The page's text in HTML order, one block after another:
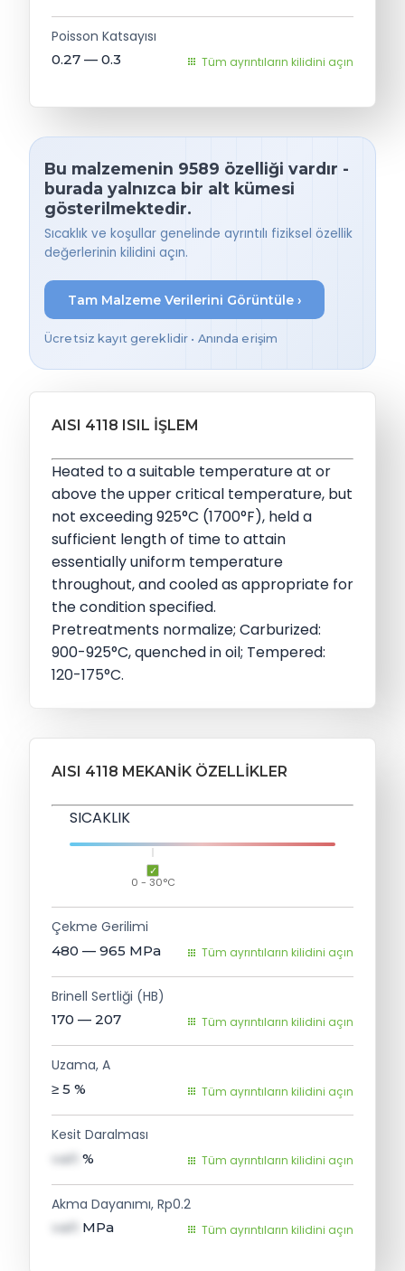
Poisson Katsayısı
0.27 — 0.3 Tüm ayrıntıların kilidini açın
Bu malzemenin 9589 özelliği vardır -
burada yalnızca bir alt kümesi
gösterilmektedir.
Sıcaklık ve koşullar genelinde ayrıntılı fiziksel özellik
değerlerinin kilidini açın.
Tam Malzeme Verilerini Görüntüle ›
Ücretsiz kayıt gereklidir • Anında erişim
AISI 4118 ISIL İŞLEM
Heated to a suitable temperature at or
above the upper critical temperature, but
not exceeding 925°C (1700°F), held a
sufficient length of time to attain
essentially uniform temperature
throughout, and cooled as appropriate for
the condition specified.
Pretreatments normalize; Carburized:
900-925°C, quenched in oil; Tempered:
120-175°C.
AISI 4118 MEKANIK ÖZELLIKLER
SICAKLIK
0 - 30°C
Çekme Gerilimi
480 — 965 MPa Tüm ayrıntıların kilidini açın
Brinell Sertliği (HB)
170 — 207 Tüm ayrıntıların kilidini açın
Uzama, A
≥ 5 % Tüm ayrıntıların kilidini açın
Kesit Daralması
val1 % Tüm ayrıntıların kilidini açın
Akma Dayanımı, Rp0.2
val1 MPa Tüm ayrıntıların kilidini açın